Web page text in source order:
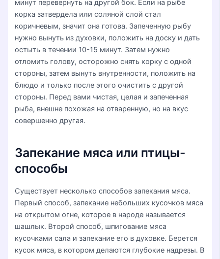
минут перевернуть на другой бок. Если на рыбе
корка затвердела или соляной слой стал
коричневым, значит она готова. Запеченную рыбу
нужно вынуть из духовки, положить на доску и дать
остыть в течении 10-15 минут. Затем нужно
отломить голову, осторожно снять корку с одной
стороны, затем вынуть внутренности, положить на
блюдо и только после этого очистить с другой
стороны. Перед вами чистая, целая и запеченная
рыба, внешне похожая на отваренную, но на вкус
совершенно другая.
Запекание мяса или птицы-
способы
Существует несколько способов запекания мяса.
Первый способ, запекание небольших кусочков мяса
на открытом огне, которое в народе называется
шашлык. Второй способ, шпигование мяса
кусочками сала и запекание его в духовке. Берется
кусок мяса, в котором делаются глубокие надрезы. В